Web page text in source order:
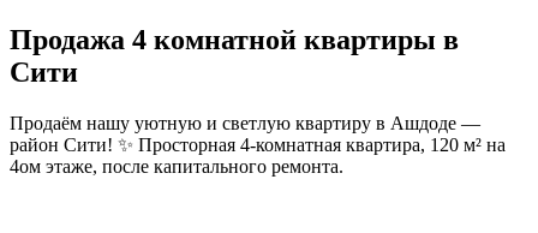
Продажа 4 комнатной квартиры в
Сити
Продаём нашу уютную и светлую квартиру в Ашдоде —
район Сити! ✨ Просторная 4-комнатная квартира, 120 м² на
4ом этаже, после капитального ремонта.